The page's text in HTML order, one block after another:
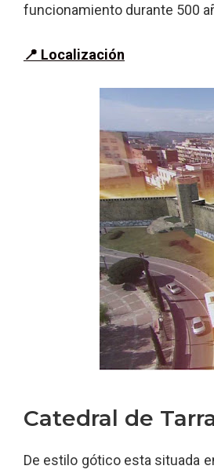
funcionamiento durante 500
📍 Localización
Catedral de
De estilo gótico esta situada